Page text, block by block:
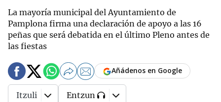
La mayoría municipal del Ayuntamiento de
Pamplona firma una declaración de apoyo a las 16
peñas que será debatida en el último Pleno antes de
las fiestas
Añádenos en Google
Itzuli Entzun